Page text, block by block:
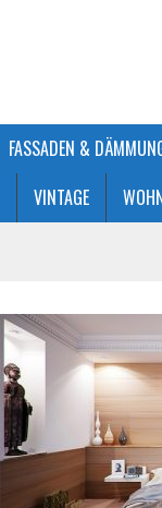
FASSADEN &
VINTAGE